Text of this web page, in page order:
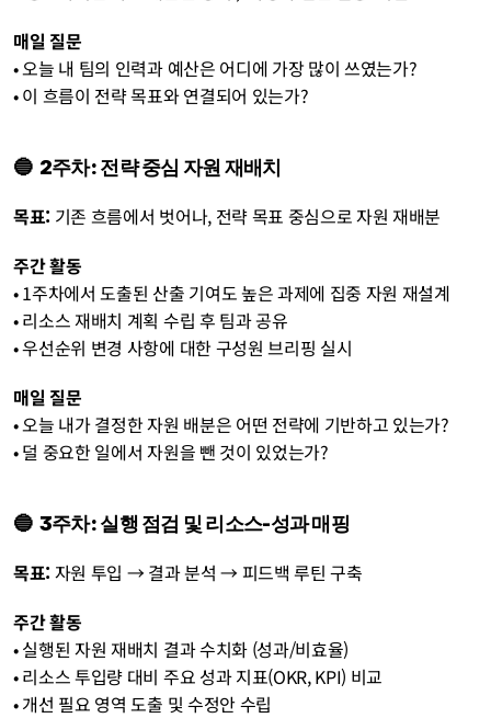
매일 질문
• 오늘 내 팀의 인력과 예산은 어디에 가장 많이 쓰였는가?
• 이 흐름이 전략 목표와 연결되어 있는가?
🔵  2주차: 전략 중심 자원 재배치
목표: 기존 흐름에서 벗어나, 전략 목표 중심으로 자원 재배분
주간 활동
• 1주차에서 도출된 산출 기여도 높은 과제에 집중 자원 재설계
• 리소스 재배치 계획 수립 후 팀과 공유
• 우선순위 변경 사항에 대한 구성원 브리핑 실시
매일 질문
• 오늘 내가 결정한 자원 배분은 어떤 전략에 기반하고 있는가?
• 덜 중요한 일에서 자원을 뺀 것이 있었는가?
🔵  3주차: 실행 점검 및 리소스-성과 매핑
목표: 자원 투입 → 결과 분석 → 피드백 루틴 구축
주간 활동
• 실행된 자원 재배치 결과 수치화 (성과/비효율)
• 리소스 투입량 대비 주요 성과 지표(OKR, KPI) 비교
• 개선 필요 영역 도출 및 수정안 수립